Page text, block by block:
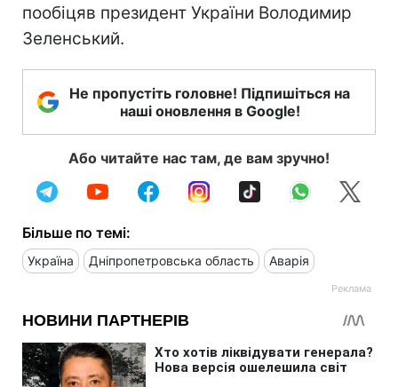
пообіцяв президент України Володимир
Зеленський.
Не пропустіть головне! Підпишіться на
наші оновлення в Google!
Або читайте нас там, де вам зручно!
Більше по темі:
Україна Дніпропетровська область Аварія